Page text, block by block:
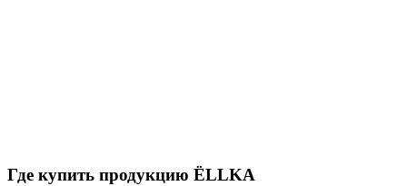
Где купить продукцию ЁLLKA